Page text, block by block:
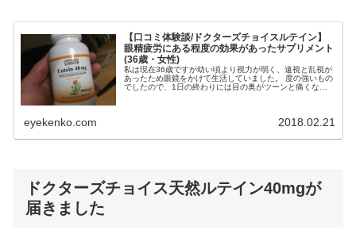
【口コミ体験談/ドクターズチョイスルテイン】
眼精疲労にある程度の効果があったサプリメント
(36歳・女性)
私は現在36歳ですが幼い頃より視力が弱く、遠視と乱視が
あったため眼鏡をかけて生活していました。 度の強いもの
でしたので、1日の終わりには目の奥がツーンと痛くなる
eyekenko.com 2018.02.21
ドクターズチョイス天然ルテイン40mgが
届きました